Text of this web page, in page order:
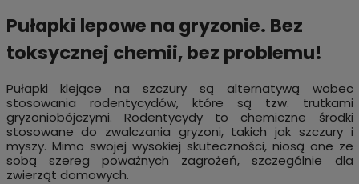
Pułapki lepowe na gryzonie. Bez
toksycznej chemii, bez problemu!
Pułapki klejące na szczury są alternatywą wobec
stosowania rodentycydów, które są tzw. trutkami
gryzoniobójczymi. Rodentycydy to chemiczne środki
stosowane do zwalczania gryzoni, takich jak szczury i
myszy. Mimo swojej wysokiej skuteczności, niosą one ze
sobą szereg poważnych zagrożeń, szczególnie dla
zwierząt domowych.